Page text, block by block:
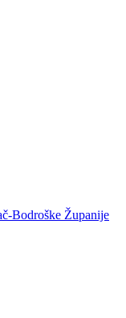
Bodroške Županije